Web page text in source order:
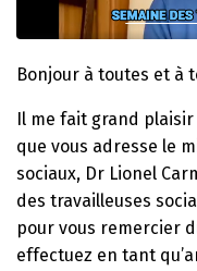
Bonjour à toutes et à
Il me fait grand
que vous adresse le
sociaux, Dr Lionel
des travailleuses
pour vous remercier
effectuez en tant